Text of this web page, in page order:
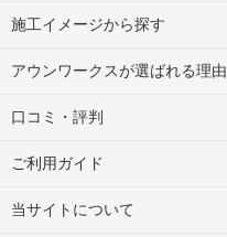
施工イメージから探す
アウンワークスが選ばれる理由
口コミ・評判
ご利用ガイド
当サイトについて